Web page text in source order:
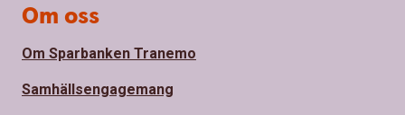
Om oss
Om Sparbanken Tranemo
Samhällsengagemang